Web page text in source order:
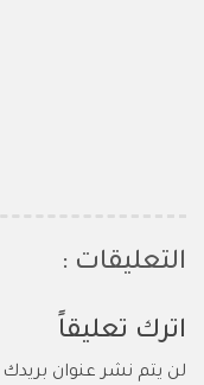
التعليقات :
اترك تعليقاً
لن يتم نشر عنوان بريدك